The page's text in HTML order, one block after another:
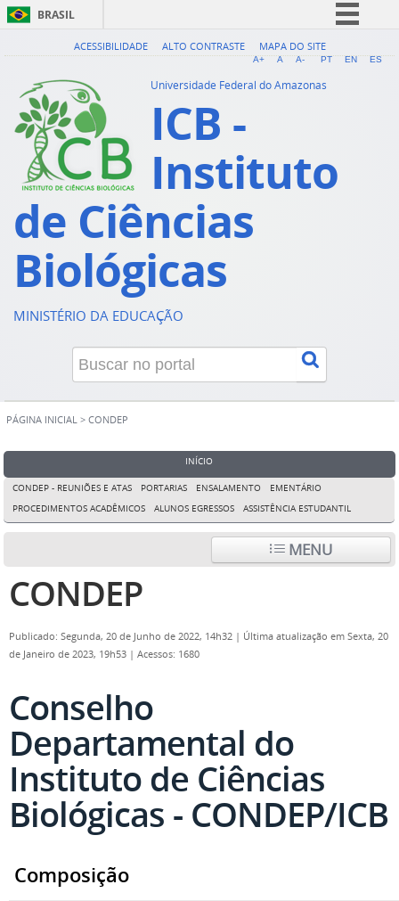
BRASIL
Simplifique!
Acesso à informação
Legislação
Canais
ACESSIBILIDADE ALTO CONTRASTE MAPA DO SITE
A+ A A- PT EN ES
Universidade Federal do Amazonas
ICB -
Instituto
de Ciências
Biológicas
MINISTÉRIO DA EDUCAÇÃO
PÁGINA INICIAL > CONDEP
INÍCIO
CONDEP - REUNIÕES E ATAS PORTARIAS ENSALAMENTO
EMENTÁRIO
PROCEDIMENTOS ACADÊMICOS
ALUNOS EGRESSOS ASSISTÊNCIA ESTUDANTIL
MENU
CONDEP
Publicado: Segunda, 20 de Junho de 2022, 14h32 | Última atualização em Sexta, 20
de Janeiro de 2023, 19h53 | Acessos: 1680
Conselho
Departamental do
Instituto de Ciências
Biológicas - CONDEP/ICB
Composição